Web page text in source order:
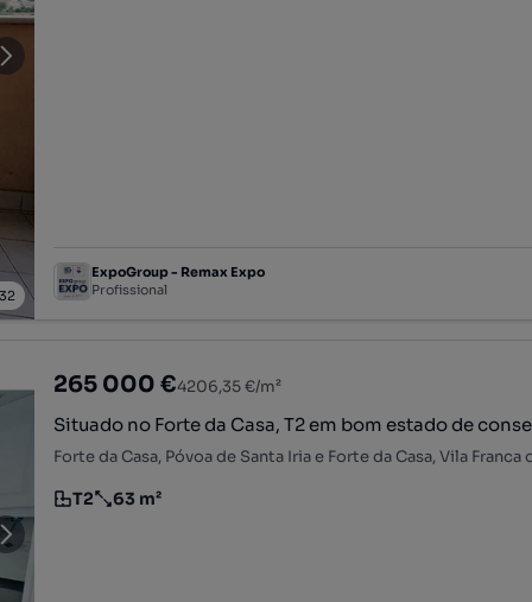
32
ExpoGroup - Remax Expo
Profissional
265 000 €4206,35 €/m²
Situado no Forte da Casa, T2 em bom estado de
Tipologia
T2
Preço por metro quadrado
63 m²